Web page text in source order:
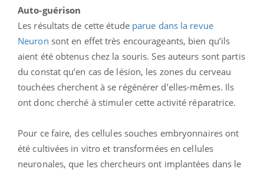
Auto-guérison
Les résultats de cette étude parue dans la revue
Neuron sont en effet très encourageants, bien qu’ils
aient été obtenus chez la souris. Ses auteurs sont partis
du constat qu’en cas de lésion, les zones du cerveau
touchées cherchent à se régénérer d’elles-mêmes. Ils
ont donc cherché à stimuler cette activité réparatrice.
Pour ce faire, des cellules souches embryonnaires ont
été cultivées in vitro et transformées en cellules
neuronales, que les chercheurs ont implantées dans le